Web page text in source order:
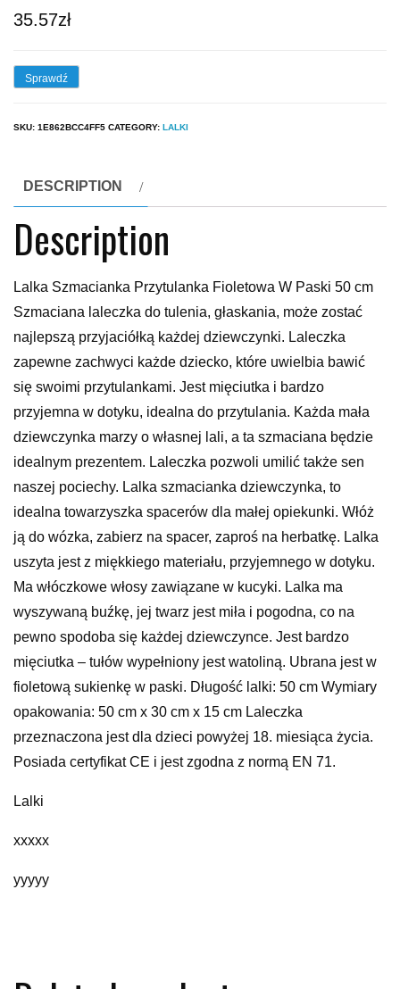
35.57zł
Sprawdź
SKU: 1E862BCC4FF5 CATEGORY: LALKI
DESCRIPTION
Description
Lalka Szmacianka Przytulanka Fioletowa W Paski 50 cm
Szmaciana laleczka do tulenia, głaskania, może zostać
najlepszą przyjaciółką każdej dziewczynki. Laleczka
zapewne zachwyci każde dziecko, które uwielbia bawić
się swoimi przytulankami. Jest mięciutka i bardzo
przyjemna w dotyku, idealna do przytulania. Każda mała
dziewczynka marzy o własnej lali, a ta szmaciana będzie
idealnym prezentem. Laleczka pozwoli umilić także sen
naszej pociechy. Lalka szmacianka dziewczynka, to
idealna towarzyszka spacerów dla małej opiekunki. Włóż
ją do wózka, zabierz na spacer, zaproś na herbatkę. Lalka
uszyta jest z miękkiego materiału, przyjemnego w dotyku.
Ma włóczkowe włosy zawiązane w kucyki. Lalka ma
wyszywaną buźkę, jej twarz jest miła i pogodna, co na
pewno spodoba się każdej dziewczynce. Jest bardzo
mięciutka – tułów wypełniony jest watoliną. Ubrana jest w
fioletową sukienkę w paski. Długość lalki: 50 cm Wymiary
opakowania: 50 cm x 30 cm x 15 cm Laleczka
przeznaczona jest dla dzieci powyżej 18. miesiąca życia.
Posiada certyfikat CE i jest zgodna z normą EN 71.
Lalki
xxxxx
yyyyy